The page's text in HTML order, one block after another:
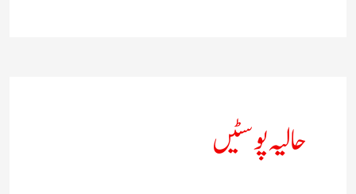
حالیہ پوسٹیں